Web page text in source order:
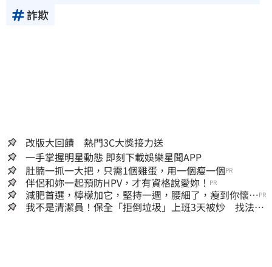
詐欺
改版大回饋 熱門3C大獎接力送
一手掌握明星動態 即刻下載娛樂星聞APP
肚腩一抓一大把，只需1個雞蛋，用一個瘦一個PR
伴侶和妳一起預防HPV，才有資格說愛妳！ PR
減肥首選，檸檬加它，堅持一週，腰細了，瘦到你懷疑
人生
PR
我不是清潔員！保全「拒倒垃圾」上班3天被炒 找法院